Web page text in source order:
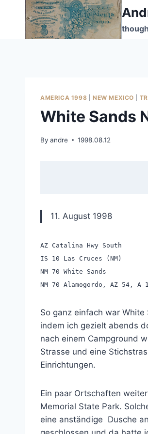
AMERICA 1998 NEW MEXICO
White Sands
By andre 1998.08.12
11. August 1998
AZ Catalina Hwy South
IS 10 Las Cruces (NM)
NM 70 White Sands
NM 70 Alamogordo, AZ 54, A
So ganz einfach war
indem ich gezielt abends
nach einem Campground
Strasse und eine
Einrichtungen.
Ein paar Ortschaften
Memorial State Park.
eine anständige Dusche